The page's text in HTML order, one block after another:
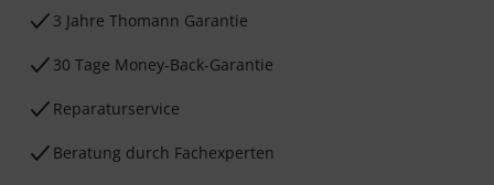
3 Jahre Thomann Garantie
30 Tage Money-Back-Garantie
Reparaturservice
Beratung durch Fachexperten